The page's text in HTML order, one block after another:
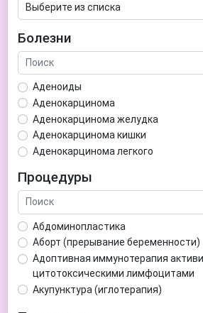
Болезни
Аденоиды
Аденокарцинома
Аденокарцинома желудка
Аденокарцинома кишки
Аденокарцинома легкого
Аденома гипофиза
Аденома простаты
Аденома щитовидной железы
Аденомиоз
Адентия
Азооспермия
Акне (угри)
Алкоголизм
Процедуры
Абдоминопластика
Аборт (прерывание беременности)
Адоптивная иммунотерапия
цитотоксическими лимфоцитами
Акупунктура (иглотерапия)